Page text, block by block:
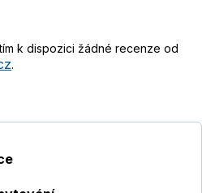
k dispozici žádné recenze od
.